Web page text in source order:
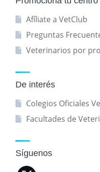
Afíliate a VetClub
Preguntas
Veterinarios por
De interés
Colegios Oficiales
Facultades de
Síguenos